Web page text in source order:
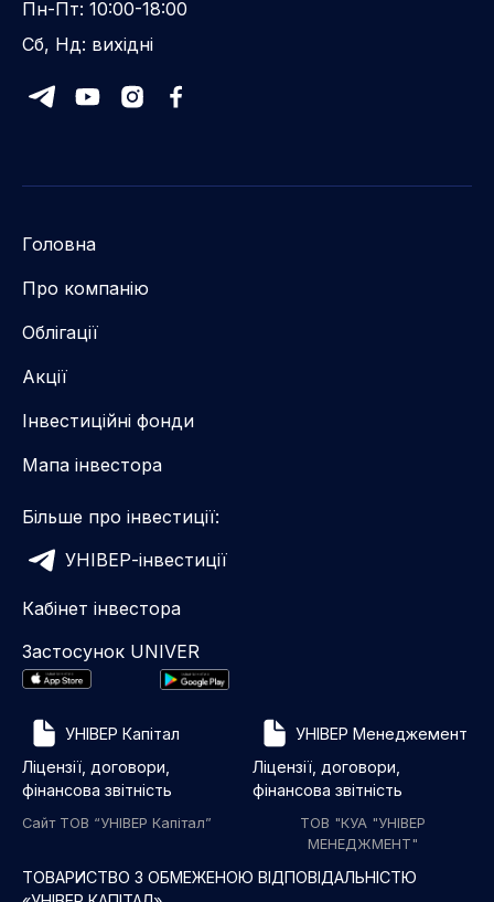
Пн-Пт: 10:00-18:00
Сб, Нд: вихідні
Головна
Про компанію
Облігації
Акції
Інвестиційні фонди
Мапа інвестора
Більше про інвестиції:
УНІВЕР-інвестиції
Кабінет інвестора
Застосунок UNIVER
УНІВЕР Капітал
Ліцензії, договори,
фінансова звітність
Сайт ТОВ “УНІВЕР Капітал”
УНІВЕР Менеджемент
Ліцензії, договори,
фінансова звітність
ТОВ "КУА "УНІВЕР
МЕНЕДЖМЕНТ"
ТОВАРИСТВО З ОБМЕЖЕНОЮ ВІДПОВІДАЛЬНІСТЮ